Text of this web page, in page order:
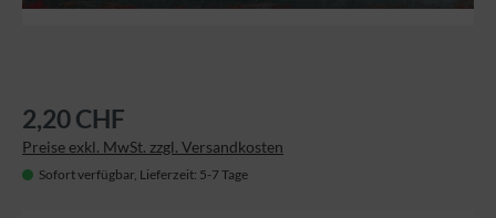
2,20 CHF
Preise exkl. MwSt. zzgl. Versandkosten
Sofort verfügbar, Lieferzeit: 5-7 Tage